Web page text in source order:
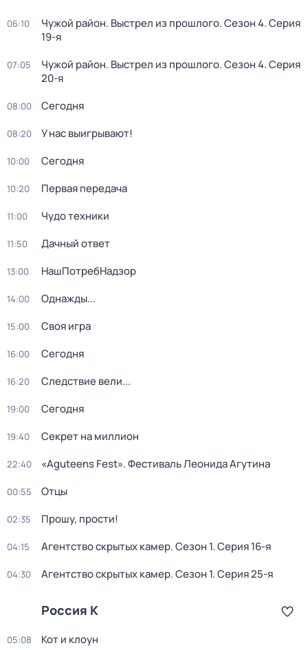
06:10 Чужой район. Выстрел из прошлого. Сезон 4. Серия
19-я
07:05 Чужой район. Выстрел из прошлого. Сезон 4. Серия
20-я
08:00 Сегодня
08:20 У нас выигрывают!
10:00 Сегодня
10:20 Первая передача
11:00 Чудо техники
11:50 Дачный ответ
13:00 НашПотребНадзор
14:00 Однажды...
15:00 Своя игра
16:00 Сегодня
16:20 Следствие вели...
19:00 Сегодня
19:40 Секрет на миллион
22:40 «Aguteens Fest». Фестиваль Леонида Агутина
00:55 Отцы
02:35 Прошу, прости!
04:15 Агентство скрытых камер. Сезон 1. Серия 16-я
04:30 Агентство скрытых камер. Сезон 1. Серия 25-я
Россия К
05:08 Кот и клоун